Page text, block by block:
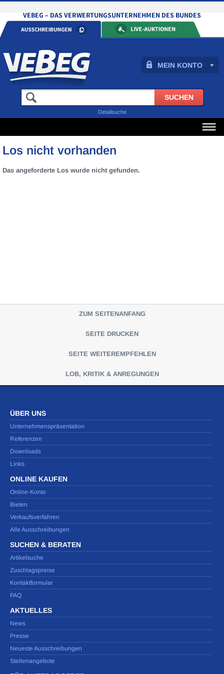
MEIN KONTO
Detailsuche
Los nicht vorhanden
Das angeforderte Los wurde nicht gefunden.
ZUM SEITENANFANG
SEITE DRUCKEN
SEITE WEITEREMPFEHLEN
LOB, KRITIK & ANREGUNGEN
ÜBER UNS
Unternehmenspräsentation
Referenzen
Downloads
Links
ONLINE KAUFEN
Online-Konto
Bieten
Verkaufsverfahren
Alle Ausschreibungen
SUCHEN & BERATEN
Artikelsuche
Zuschlagspreise
Kontaktformular
FAQ
AKTUELLES
News
Presse
Neueste Ausschreibungen
Stellenangebote